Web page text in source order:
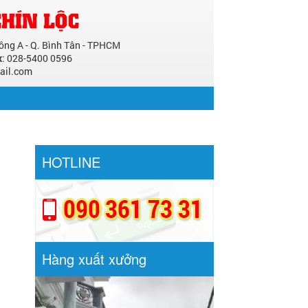
A - Q. Bình Tân - TPHCM
: 028-5400 0596
HOTLINE
Hàng xuất xưởng